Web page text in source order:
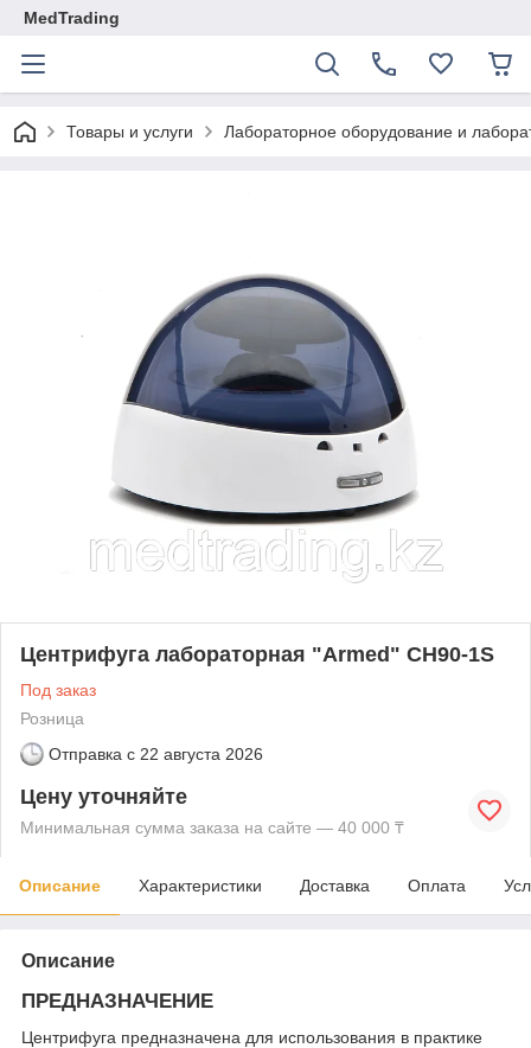
MedTrading
Товары и услуги Лабораторное оборудование и
Центрифуга лабораторная "Armed" CH90-1S
Под заказ
Розница
Отправка с 22 августа 2026
Цену уточняйте
Минимальная сумма заказа на сайте — 40 000 ₸
Описание Характеристики Доставка Оплата
Описание
ПРЕДНАЗНАЧЕНИЕ
Центрифуга предназначена для использования в практике